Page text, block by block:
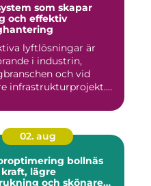
som skapar
och effektiv
lyftlösningar är
i industrin,
och vid
infrastrukturprojekt....
02. aug
bollnäs
lägre
och skönare